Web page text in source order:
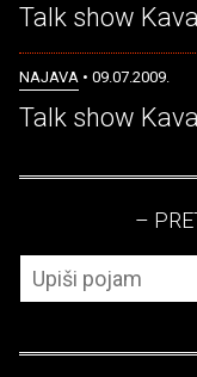
Talk show
NAJAVA • 09.07.2009.
Talk show
–